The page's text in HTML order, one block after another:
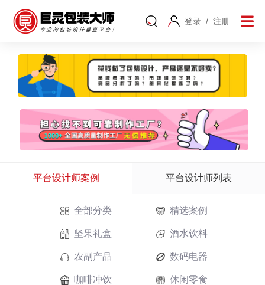
登录 / 注册
平台设计师案例 平台设计师列表
全部分类 精选案例
坚果礼盒 酒水饮料
农副产品 数码电器
咖啡冲饮 休闲零食